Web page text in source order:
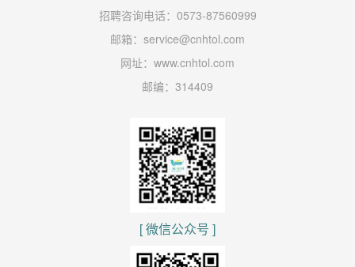
招聘咨询电话：0573-87560999
邮箱：service@cnhtol.com
网址：www.cnhtol.com
邮编：314409
[ 微信公众号 ]